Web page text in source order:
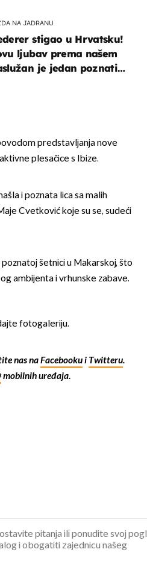
NA JADRANU
stigao u Hrvatsku!
ljubav prema našem
je jedan poznati
predstavljanja nove
plesačice s Ibize.
i poznata lica sa malih
Cvetković koje su se, sudeći
šetnici u Makarskoj, što
ambijenta i vrhunske zabave.
fotogaleriju.
nas naFacebookui Twitteru.
mobilnih uređaja.
pitanja ili ponudite svoj
i obogatiti zajednicu našeg